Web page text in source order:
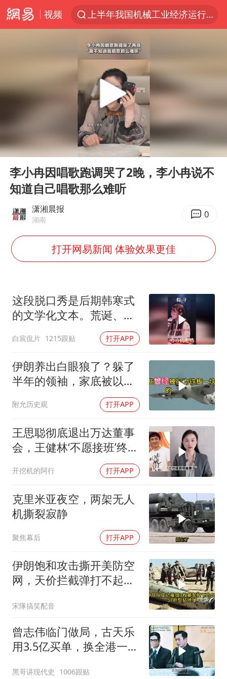
视频
上半年我国机械工业经济运行稳中有进
A股三大股指收涨
台风“白海豚”体型变大！环流面积接近13个浙江那么大
宇树科技中一签需缴款7.54万元
泰国校园枪击案死亡人数升至7人
四川宜宾市高县发生4.9级地震
“立秋的第一杯奶茶”又爆单了
方程豹钛9新车申报
Meta重新支棱起来了吗
东方之约 相约未来
Play
00:00 00:34
李小冉因唱歌跑调哭了2晚，李小冉说不
知道自己唱歌那么难听
潇湘晨报
湖南 0
打开网易新闻 体验效果更佳
这段脱口秀是后期韩寒式
的文学化文本。荒诞、激
白宸侃片 1215跟贴 打开APP
伊朗养出白眼狼了？躲了
半年的领袖，家底被以色
附允历史观 打开APP
王思聪彻底退出万达董事
会，王健林‘不愿接班’终究
开挖机的阿行 打开APP
克里米亚夜空，两架无人
机撕裂寂静
聚焦幕后 打开APP
伊朗饱和攻击撕开美防空
网，天价拦截弹打不起，
宋隊搞笑配音
曾志伟临门做局，古天乐
用3.5亿买单，换全港一声
黑哥讲现代史 1006跟贴